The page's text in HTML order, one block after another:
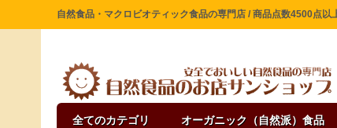
自然食品・マクロビオティック食品の専門店 / 商品点数4500点以
全てのカテゴリ オーガニック（自然派）食品